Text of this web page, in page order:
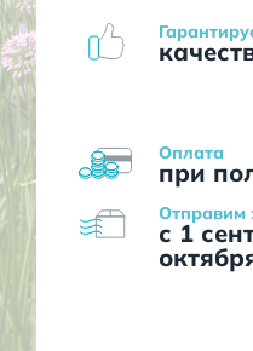
Оплата
при
Отправим
с 1